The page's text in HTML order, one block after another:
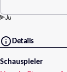
Details
Schauspieler